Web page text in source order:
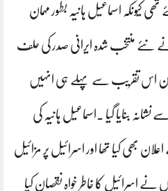
کیونکہ اسماعیل ہانیہ بطور مہمان
نئے منتخب شدہ ایرانی صدر کی حلف
اس تقریب سے پہلے ہی انہیں
بنایا گیا ۔اسماعیل ہانیہ کی
بھی کیا تھا اور اسرائیل پر مزائیل
اسرائیل کا خاطر خواہ نقصان کیا